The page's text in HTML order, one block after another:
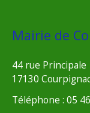
Mairie de
44 rue Principale
17130
Téléphone : 05